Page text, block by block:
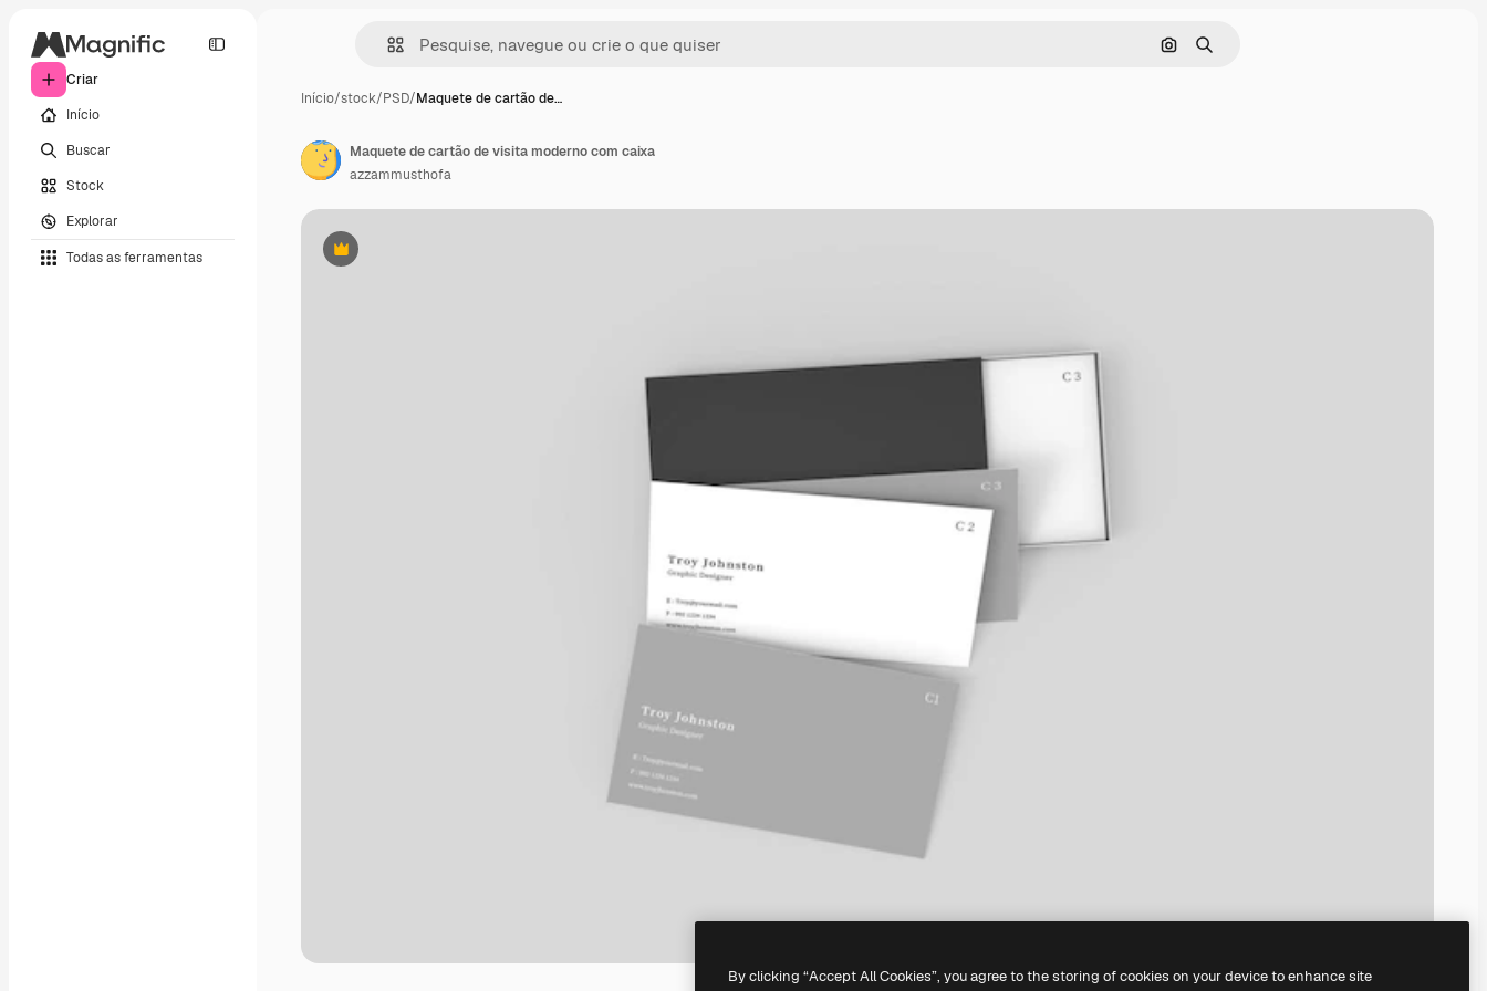
Criar
Início
Buscar
Stock
Explorar
Todas as ferramentas
Pesquisar por imagem
Buscar
Início/stock/PSD/Maquete de cartão de…
Premium
Maquete de cartão de visita moderno com caixa
azzammusthofa
By clicking “Accept All Cookies”, you agree to the storing of cookies on your device to enhance site